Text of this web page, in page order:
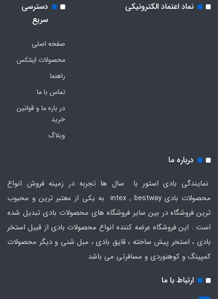
نماد اعتماد الکترونیکی
دسترسی
سریع
صفحه اصلی
محصولات اینتکس
راهنما
تماس با ما
در باره ما و قوانین
خرید
وبلاگ
درباره ما
نمایندگی بادی استور با سال ها تجربه در زمینه فروش انواع
محصولات بادی intex , bestway به یکی از معتبر ترین و محبوب
ترین فروشگاه در بین سایر فروشگاه های محصولات بادی تبدیل شده
است . این فروشگاه عرضه کننده انواع محصولات بادی از قبیل استخر
بادی ، استخر پیش ساخته ، قایق بادی ، مبل شنی و دیگر محصولات
کمپینگ و کوهنوردی و مسافرتی می باشد
ارتباط با ما